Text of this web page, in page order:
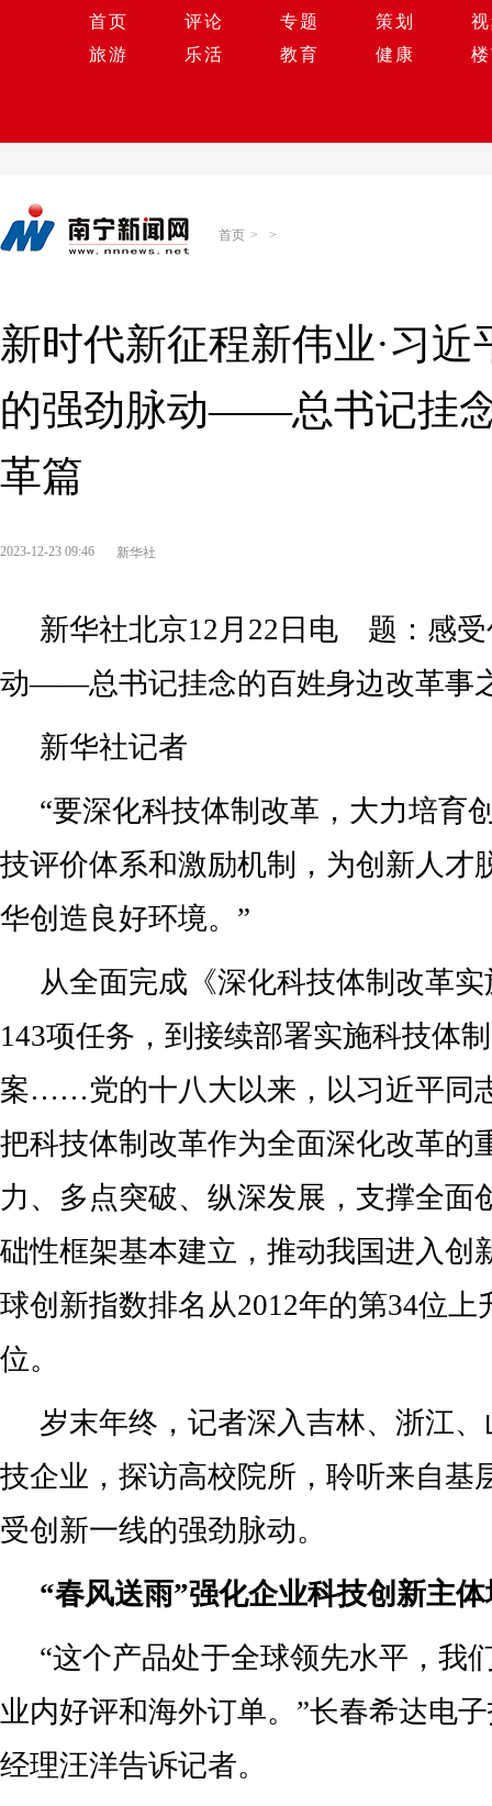
首页 评论 专题 策划
旅游
乐活 教育 健康
首页 > >
新时代新征程新伟业·习
的强劲脉动——总书记挂
革篇
2023-12-23 09:46 新华社
新华社北京12月22日电 题：感
动——总书记挂念的百姓身边改革事
新华社记者
“要深化科技体制改革，大力培育
技评价体系和激励机制，为创新人才
华创造良好环境。”
从全面完成《深化科技体制改革
143项任务，到接续部署实施科技体
案……党的十八大以来，以习近平同
把科技体制改革作为全面深化改革的
力、多点突破、纵深发展，支撑全面
础性框架基本建立，推动我国进入创
球创新指数排名从2012年的第34位上
位。
岁末年终，记者深入吉林、浙江
技企业，探访高校院所，聆听来自基
受创新一线的强劲脉动。
“春风送雨”强化企业科技创新主
“这个产品处于全球领先水平，我
业内好评和海外订单。”长春希达电
经理汪洋告诉记者。